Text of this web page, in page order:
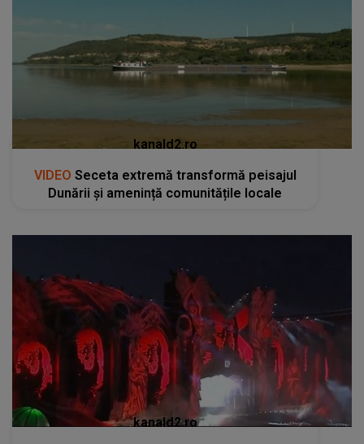
kanald2.ro
VIDEO Seceta extremă transformă peisajul
Dunării și amenință comunitățile locale
kanald2.ro